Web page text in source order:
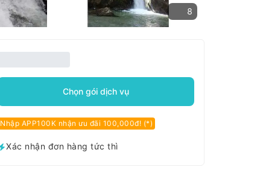
8
Chọn gói dịch vụ
Nhập APP100K nhận ưu đãi 100,000đ! (*)
Xác nhận đơn hàng tức thì